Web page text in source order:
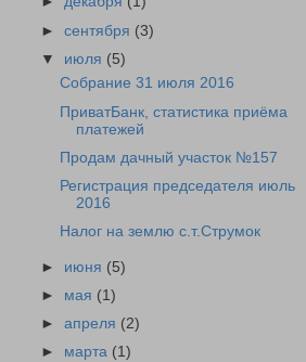
►сентября (3)
▼ июля (5)
Собрание 31 июля 2016
ПриватБанк, статистика приёма
платежей
Продам дачный участок №157
Регистрация председателя июль
2016
Налог на землю с.т.Струмок
► июня (5)
► мая (1)
►апреля (2)
► марта (1)